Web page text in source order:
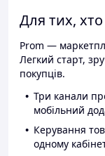
Для тих,
Prom —
Легкий старт,
покупців.
Три канали
мобільний
Керування
одному